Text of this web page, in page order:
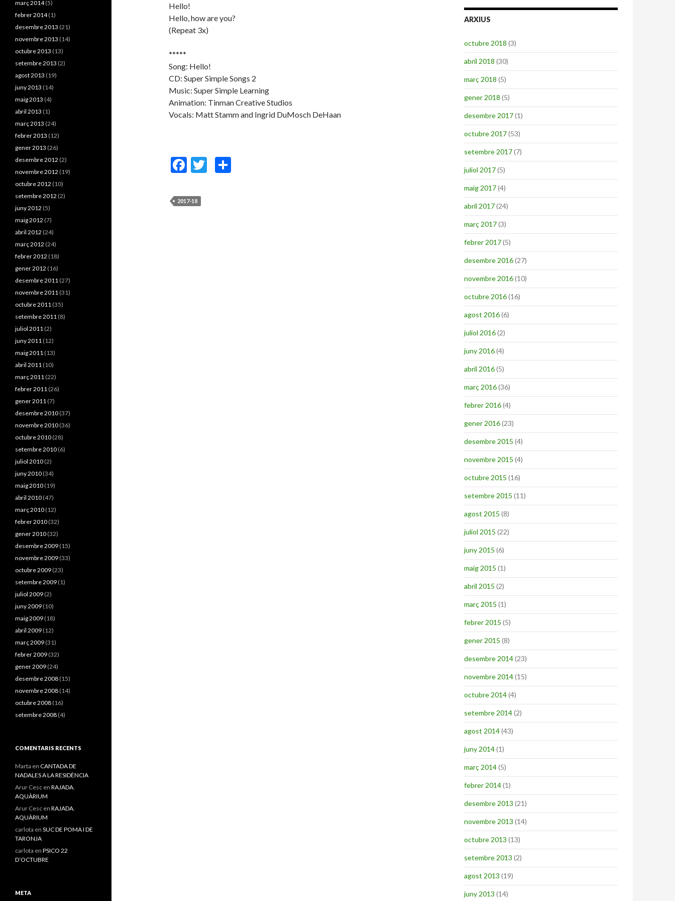
Hello!
Hello, how are you?
(Repeat 3x)
*****
Song: Hello!
CD: Super Simple Songs 2
Music: Super Simple Learning
Animation: Tinman Creative Studios
Vocals: Matt Stamm and Ingrid DuMosch DeHaan
F
e
b
T
2017-18
ARXIUS
octubre 2018 (3)
abril 2018 (30)
març 2018 (5)
gener 2018 (5)
desembre 2017(1)
octubre 2017(53)
setembre 2017(7)
juliol 2017(5)
maig 2017(4)
abril 2017(24)
març 2017(3)
febrer 2017(5)
desembre 2016(27)
novembre 2016(10)
octubre 2016(16)
agost 2016(6)
juliol 2016(2)
juny 2016(4)
abril 2016(5)
març 2016(36)
febrer 2016(4)
gener 2016(23)
desembre 2015 (4)
novembre 2015 (4)
octubre 2015 (16)
setembre 2015 (11)
agost 2015 (8)
juliol 2015 (22)
juny 2015 (6)
maig 2015 (1)
abril 2015 (2)
març 2015 (1)
febrer 2015 (5)
gener 2015 (8)
desembre 2014(23)
novembre 2014(15)
octubre 2014(4)
setembre 2014(2)
agost 2014(43)
juny 2014(1)
març 2014(5)
febrer 2014(1)
desembre 2013 (21)
novembre 2013 (14)
octubre 2013 (13)
setembre 2013 (2)
agost 2013 (19)
juny 2013 (14)
març 2014(5)
febrer 2014(1)
desembre 2013 (21)
novembre 2013 (14)
octubre 2013 (13)
setembre 2013 (2)
agost 2013 (19)
juny 2013 (14)
maig 2013 (4)
abril 2013 (1)
març 2013 (24)
febrer 2013 (12)
gener 2013 (26)
desembre 2012 (2)
novembre 2012 (19)
octubre 2012 (10)
setembre 2012 (2)
juny 2012 (5)
maig 2012 (7)
abril 2012 (24)
març 2012 (24)
febrer 2012 (18)
gener 2012 (16)
desembre 2011 (27)
novembre 2011 (31)
octubre 2011 (35)
setembre 2011 (8)
juliol 2011 (2)
juny 2011 (12)
maig 2011 (13)
abril 2011 (10)
març 2011 (22)
febrer 2011 (26)
gener 2011 (7)
desembre 2010 (37)
novembre 2010 (36)
octubre 2010 (28)
setembre 2010 (6)
juliol 2010 (2)
juny 2010 (34)
maig 2010 (19)
abril 2010 (47)
març 2010 (12)
febrer 2010 (32)
gener 2010 (32)
desembre 2009 (15)
novembre 2009 (33)
octubre 2009 (23)
setembre 2009 (1)
juliol 2009 (2)
juny 2009 (10)
maig 2009 (18)
abril 2009 (12)
març 2009 (31)
febrer 2009 (32)
gener 2009 (24)
desembre 2008 (15)
novembre 2008 (14)
octubre 2008 (16)
setembre 2008 (4)
COMENTARIS RECENTS
Marta en CANTADA DE
NADALES A LA RESIDÈNCIA
Arur Cesc en RAJADA.
AQUÀRIUM
Arur Cesc en RAJADA.
AQUÀRIUM
carlota en SUC DE POMA I DE
TARONJA
carlota en PSICO 22
D’OCTUBRE
META